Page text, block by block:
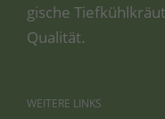
gi­sche
Qualität.
WEITERE LINKS